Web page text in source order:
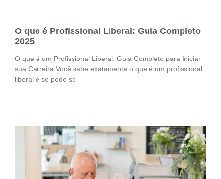
O que é Profissional Liberal: Guia Completo
2025
O que é um Profissional Liberal: Guia Completo para Iniciar
sua Carreira Você sabe exatamente o que é um profissional
liberal e se pode se